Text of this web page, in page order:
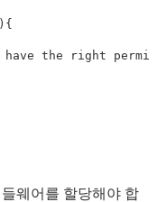
have the right
들웨어를 할당해야 합